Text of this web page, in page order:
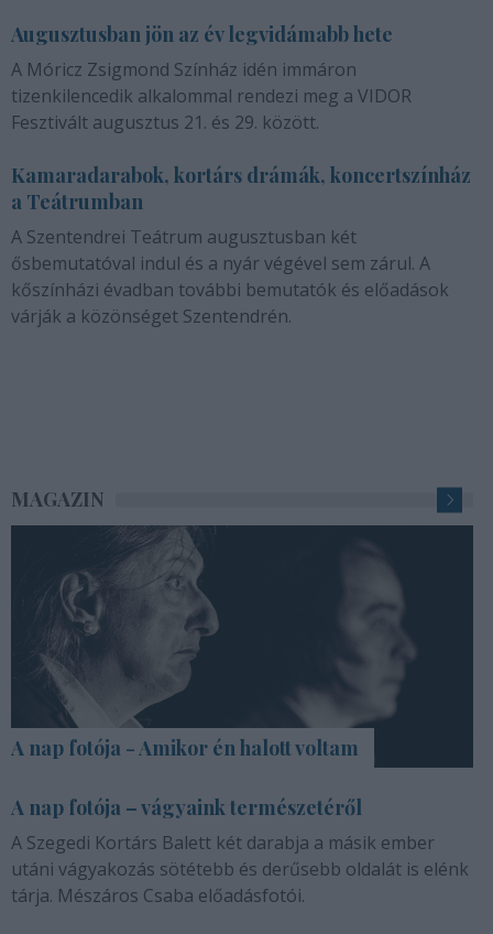
Augusztusban jön az év legvidámabb hete
A Móricz Zsigmond Színház idén immáron
tizenkilencedik alkalommal rendezi meg a VIDOR
Fesztivált augusztus 21. és 29. között.
Kamaradarabok, kortárs drámák, koncertszínház
a Teátrumban
A Szentendrei Teátrum augusztusban két
ősbemutatóval indul és a nyár végével sem zárul. A
kőszínházi évadban további bemutatók és előadások
várják a közönséget Szentendrén.
MAGAZIN
A nap fotója - Amikor én halott voltam
A nap fotója – vágyaink természetéről
A Szegedi Kortárs Balett két darabja a másik ember
utáni vágyakozás sötétebb és derűsebb oldalát is elénk
tárja. Mészáros Csaba előadásfotói.